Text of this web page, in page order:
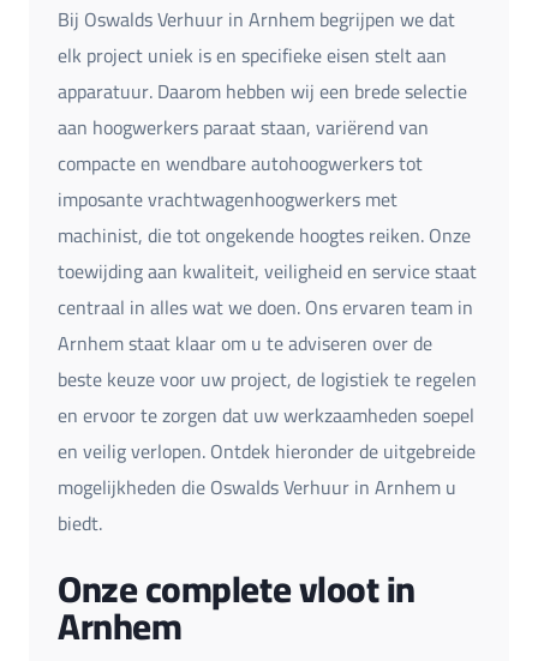
Bij Oswalds Verhuur in Arnhem begrijpen we dat
elk project uniek is en specifieke eisen stelt aan
apparatuur. Daarom hebben wij een brede selectie
aan hoogwerkers paraat staan, variërend van
compacte en wendbare autohoogwerkers tot
imposante vrachtwagenhoogwerkers met
machinist, die tot ongekende hoogtes reiken. Onze
toewijding aan kwaliteit, veiligheid en service staat
centraal in alles wat we doen. Ons ervaren team in
Arnhem staat klaar om u te adviseren over de
beste keuze voor uw project, de logistiek te regelen
en ervoor te zorgen dat uw werkzaamheden soepel
en veilig verlopen. Ontdek hieronder de uitgebreide
mogelijkheden die Oswalds Verhuur in Arnhem u
biedt.
Onze complete vloot in
Arnhem